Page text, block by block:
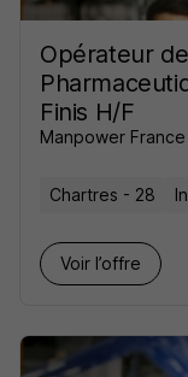
Opérateur
Finis H/F
Manpower France
Chartres - 28
Voir l’offre